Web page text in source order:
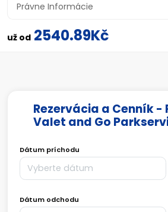
Právne Informácie
už od 2540.89Kč
Rezervácia a Cenník -
Valet and Go
Dátum príchodu
Dátum odchodu